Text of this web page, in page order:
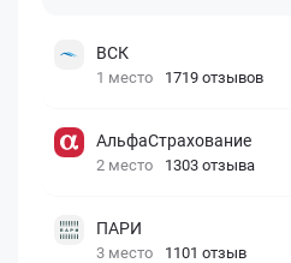
ВСК
1 место 1719 отзывов
АльфаСтрахование
2 место 1303 отзыва
ПАРИ
3 место 1101 отзыв